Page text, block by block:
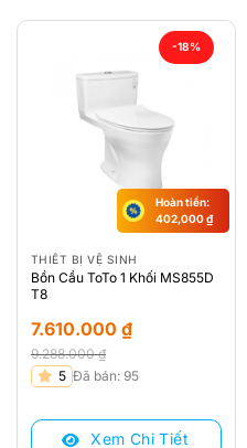
-18%
Hoàn tiền:
402,000₫
THIẾT BỊ VỆ SINH
Bồn Cầu ToTo 1 Khối MS855D
T8
9.288.000₫
Giá
là:
9.288.000 ₫.
7.610.000 ₫
Giá
tại
5 Đã bán: 95
Xem Chi Tiết